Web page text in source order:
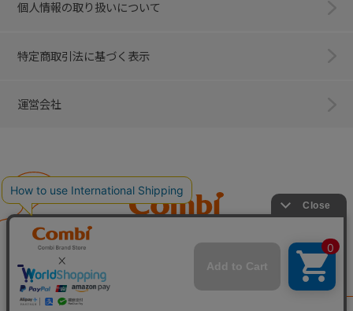
個人情報の取り扱いについて
特定商取引法に基づく表示
運営会社
子育てに、イノベーションを。
ベビー用品のコンビ株式会社